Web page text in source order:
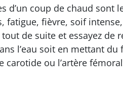
d’un coup de chaud sont
fatigue, fièvre, soif
tout de suite et essayez
l’eau soit en mettant
carotide ou l’artère